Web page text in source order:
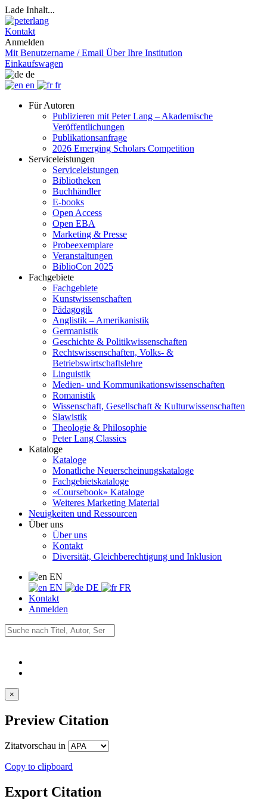
Lade Inhalt...
Kontakt
Anmelden
Mit Benutzername / Email Über Ihre Institution
Einkaufswagen
de
en
fr
Für Autoren
Publizieren mit Peter Lang – Akademische
Veröffentlichungen
Publikationsanfrage
2026 Emerging Scholars Competition
Serviceleistungen
Serviceleistungen
Bibliotheken
Buchhändler
E-books
Open Access
Open EBA
Marketing & Presse
Probeexemplare
Veranstaltungen
BiblioCon 2025
Fachgebiete
Fachgebiete
Kunstwissenschaften
Pädagogik
Anglistik – Amerikanistik
Germanistik
Geschichte & Politikwissenschaften
Rechtswissenschaften, Volks- &
Betriebswirtschaftslehre
Linguistik
Medien- und Kommunikationswissenschaften
Romanistik
Wissenschaft, Gesellschaft & Kulturwissenschaften
Slawistik
Theologie & Philosophie
Peter Lang Classics
Kataloge
Kataloge
Monatliche Neuerscheinungskataloge
Fachgebietskataloge
«Coursebook» Kataloge
Weiteres Marketing Material
Neuigkeiten und Ressourcen
Über uns
Über uns
Kontakt
Diversität, Gleichberechtigung und Inklusion
EN
EN
DE
FR
Kontakt
Anmelden
×
Preview Citation
Zitatvorschau in
Copy to clipboard
Export Citation